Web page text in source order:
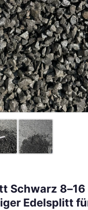
Schwarz 8–16
Edelsplitt